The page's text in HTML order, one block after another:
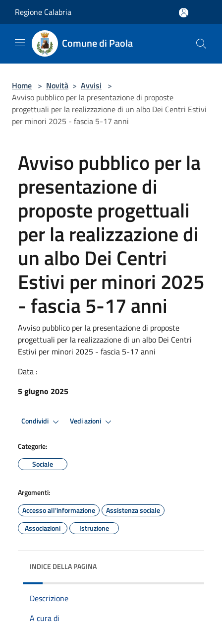
Regione Calabria
Comune di Paola
Home > Novità > Avvisi >
Avviso pubblico per la presentazione di proposte
progettuali per la realizzazione di un albo Dei Centri Estivi
per minori 2025 - fascia 5-17 anni
Avviso pubblico per la
presentazione di
proposte progettuali
per la realizzazione di
un albo Dei Centri
Estivi per minori 2025
- fascia 5-17 anni
Avviso pubblico per la presentazione di proposte
progettuali per la realizzazione di un albo Dei Centri
Estivi per minori 2025 - fascia 5-17 anni
Data :
5 giugno 2025
Condividi Vedi azioni
Categorie:
Sociale
Argomenti:
Accesso all'informazione
Assistenza sociale
Associazioni
Istruzione
INDICE DELLA PAGINA
Descrizione
A cura di